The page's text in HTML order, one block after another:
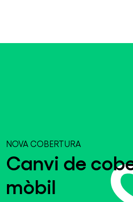
NOVA COBERTURA
Canvi de
mòbil